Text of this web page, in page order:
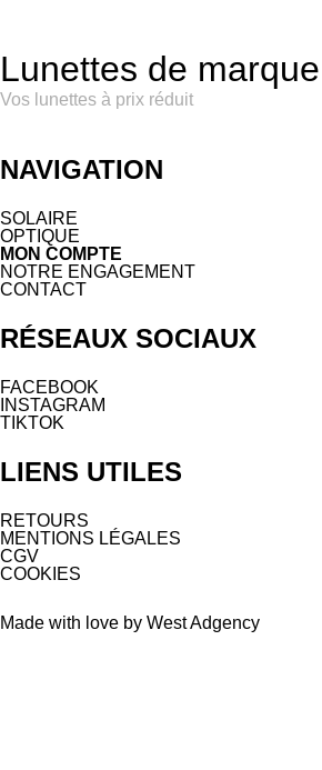
Lunettes de marque
Vos lunettes à prix réduit
NAVIGATION
SOLAIRE
OPTIQUE
MON COMPTE
NOTRE ENGAGEMENT
CONTACT
RÉSEAUX SOCIAUX
FACEBOOK
INSTAGRAM
TIKTOK
LIENS UTILES
RETOURS
MENTIONS LÉGALES
CGV
COOKIES
Made with love by West Adgency